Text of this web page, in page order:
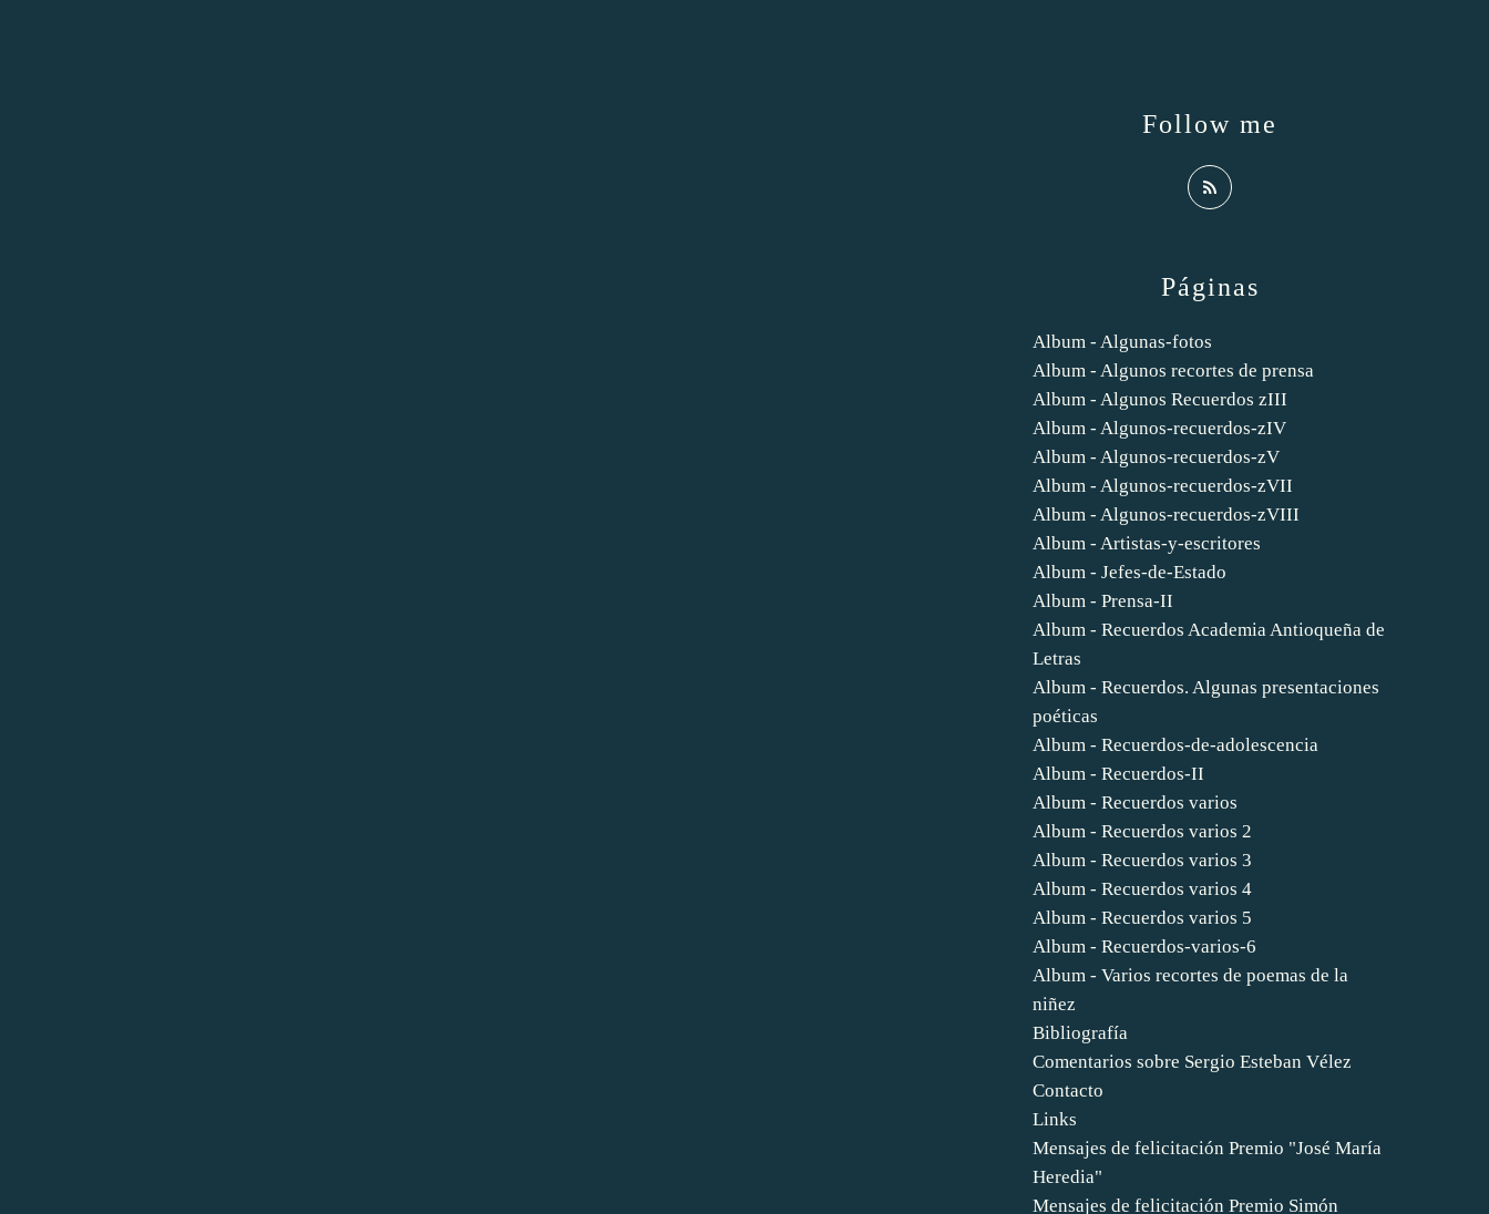
Páginas
Album - Algunas-fotos
Album - Algunos recortes de prensa
Album - Algunos Recuerdos zIII
Album - Algunos-recuerdos-zIV
Album - Algunos-recuerdos-zV
Album - Algunos-recuerdos-zVII
Album - Algunos-recuerdos-zVIII
Album - Artistas-y-escritores
Album - Jefes-de-Estado
Album - Prensa-II
Album - Recuerdos Academia Antioqueña de
Letras
Album - Recuerdos. Algunas presentaciones
poéticas
Album - Recuerdos-de-adolescencia
Album - Recuerdos-II
Album - Recuerdos varios
Album - Recuerdos varios 2
Album - Recuerdos varios 3
Album - Recuerdos varios 4
Album - Recuerdos varios 5
Album - Recuerdos-varios-6
Album - Varios recortes de poemas de la
niñez
Bibliografía
Comentarios sobre Sergio Esteban Vélez
Contacto
Links
Mensajes de felicitación Premio "José María
Heredia"
Mensajes de felicitación Premio Simón
Follow me